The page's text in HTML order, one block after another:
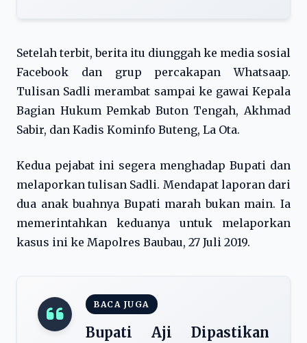
Setelah terbit, berita itu diunggah ke media sosial
Facebook dan grup percakapan Whatsaap.
Tulisan Sadli merambat sampai ke gawai Kepala
Bagian Hukum Pemkab Buton Tengah, Akhmad
Sabir, dan Kadis Kominfo Buteng, La Ota.
Kedua pejabat ini segera menghadap Bupati dan
melaporkan tulisan Sadli. Mendapat laporan dari
dua anak buahnya Bupati marah bukan main. Ia
memerintahkan keduanya untuk melaporkan
kasus ini ke Mapolres Baubau, 27 Juli 2019.
BACA JUGA
Bupati Aji Dipastikan